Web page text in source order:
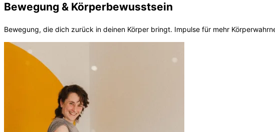
Bewegung & Körperbewusstsein
Bewegung, die dich zurück in deinen Körper bringt. Impulse für mehr